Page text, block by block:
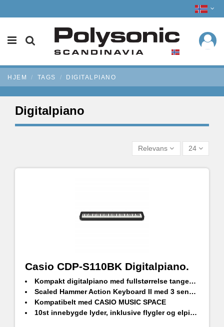
HJEM TAGS DIGITALPIANO
Digitalpiano
Relevans 24
Casio CDP-S110BK Digitalpiano.
Kompakt digitalpiano med fullstørrelse tangenter, høyoppløst lydgenerering og imponerende høytalersystem
Scaled Hammer Action Keyboard II med 3 sensorer for dynamisk spill og mulighet for retrigg
Kompatibelt med CASIO MUSIC SPACE
10st innebygde lyder, inklusive flygler og elpianoer